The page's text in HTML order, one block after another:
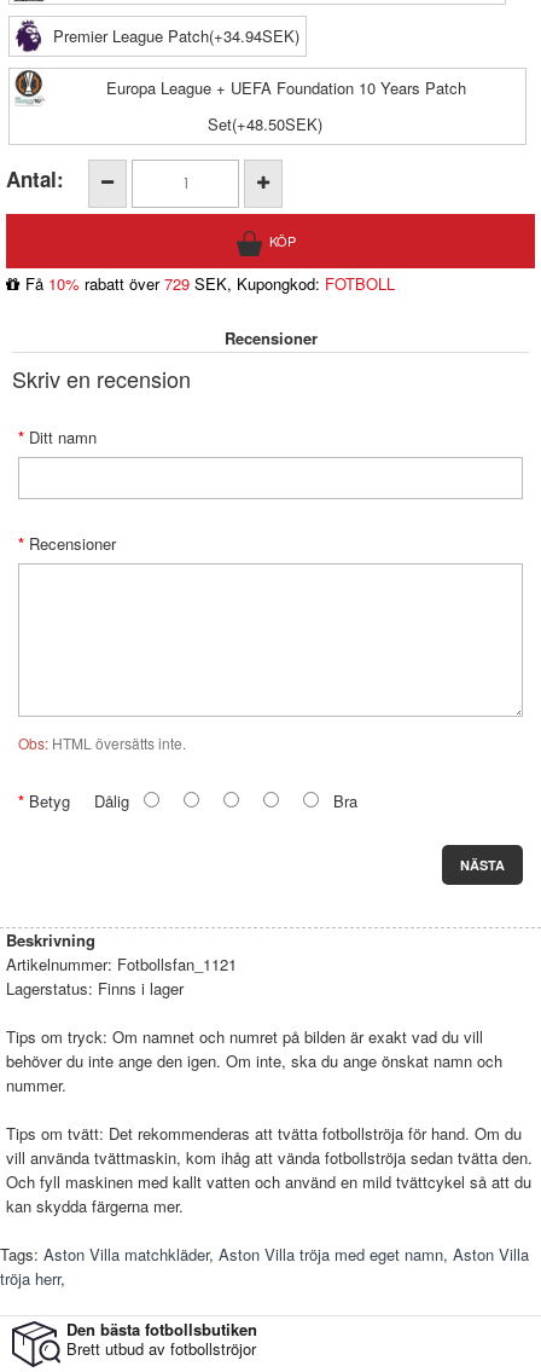
Premier League Patch(+34.94SEK)
Europa League + UEFA Foundation 10 Years Patch
Set(+48.50SEK)
Antal:
Få 10% rabatt över729 SEK, Kupongkod: FOTBOLL
Recensioner
Skriv en recension
Ditt namn
Recensioner
Obs: HTML översätts inte.
Betyg Dålig Bra
NÄSTA
Beskrivning
Artikelnummer: Fotbollsfan_1121
Lagerstatus: Finns i lager
Tips om tryck: Om namnet och numret på bilden är exakt vad du vill
behöver du inte ange den igen. Om inte, ska du ange önskat namn och
nummer.
Tips om tvätt: Det rekommenderas att tvätta fotbollströja för hand. Om du
vill använda tvättmaskin, kom ihåg att vända fotbollströja sedan tvätta den.
Och fyll maskinen med kallt vatten och använd en mild tvättcykel så att du
kan skydda färgerna mer.
Tags: Aston Villa matchkläder, Aston Villa tröja med eget namn, Aston Villa
tröja herr,
Den bästa fotbollsbutiken
Brett utbud av fotbollströjor